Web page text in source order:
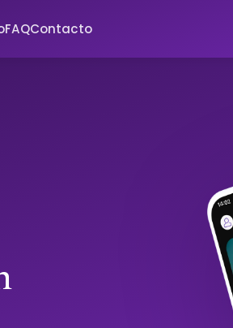
FAQContacto